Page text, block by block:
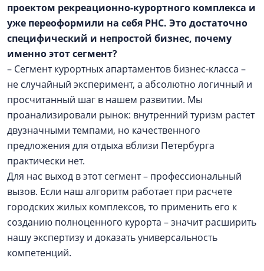
проектом рекреационно-курортного комплекса и
уже переоформили на себя РНС. Это достаточно
специфический и непростой бизнес, почему
именно этот сегмент?
– Сегмент курортных апартаментов бизнес-класса –
не случайный эксперимент, а абсолютно логичный и
просчитанный шаг в нашем развитии. Мы
проанализировали рынок: внутренний туризм растет
двузначными темпами, но качественного
предложения для отдыха вблизи Петербурга
практически нет.
Для нас выход в этот сегмент – профессиональный
вызов. Если наш алгоритм работает при расчете
городских жилых комплексов, то применить его к
созданию полноценного курорта – значит расширить
нашу экспертизу и доказать универсальность
компетенций.